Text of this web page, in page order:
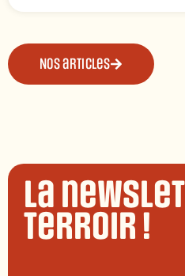
Nos articles
La
terroir !